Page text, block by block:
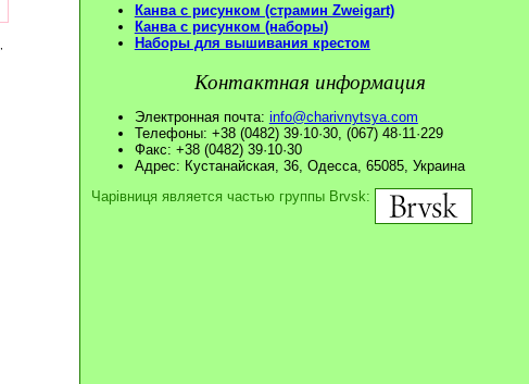
Канва с рисунком (страмин Zweigart)
Канва с рисунком (наборы)
Наборы для вышивания крестом
Контактная информация
Электронная почта: info@charivnytsya.com
Телефоны: +38 (0482) 39·10·30, (067) 48·11·229
Факс: +38 (0482) 39·10·30
Адрес: Кустанайская, 36, Одесса, 65085, Украина
Чарівниця является частью группы Brvsk: